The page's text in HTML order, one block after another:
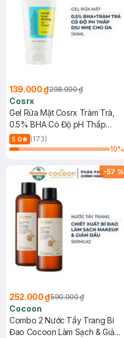
139.000 ₫298.000 ₫
Cosrx
Gel Rửa Mặt Cosrx Tràm Trà,
0.5% BHA Có Độ pH Thấp
150ml
5.0
(173)
10%
-57 %
252.000 ₫590.000 ₫
Cocoon
Combo 2 Nước Tẩy Trang Bí
Đao Cocoon Làm Sạch & Giảm